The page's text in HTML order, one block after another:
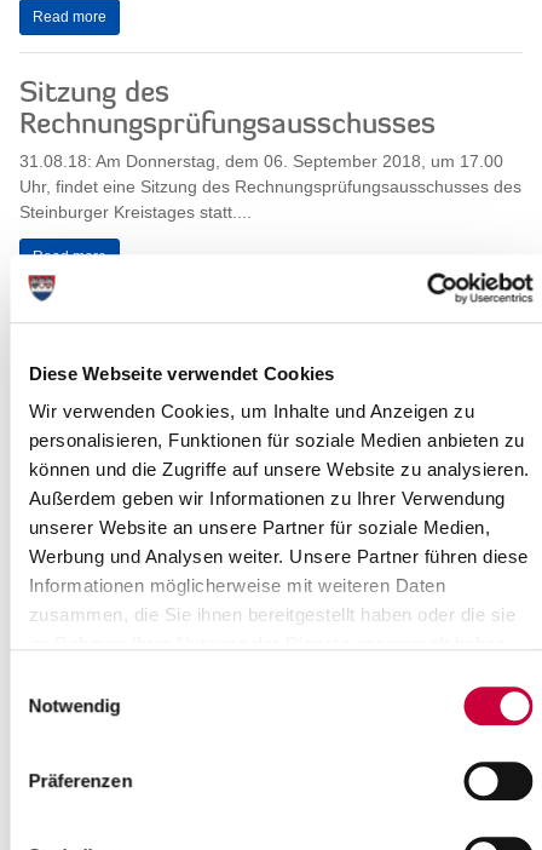
Diese Webseite verwendet Cookies
Wir verwenden Cookies, um Inhalte und Anzeigen zu
personalisieren, Funktionen für soziale Medien anbieten zu
können und die Zugriffe auf unsere Website zu analysieren.
Außerdem geben wir Informationen zu Ihrer Verwendung
unserer Website an unsere Partner für soziale Medien,
Werbung und Analysen weiter. Unsere Partner führen diese
Informationen möglicherweise mit weiteren Daten
zusammen, die Sie ihnen bereitgestellt haben oder die sie
Notwendig
Präferenzen
Read more
Sitzung des
Rechnungsprüfungsausschusses
31.08.18: Am Donnerstag, dem 06. September 2018, um 17.00
Uhr, findet eine Sitzung des Rechnungsprüfungsausschusses des
Steinburger Kreistages statt....
Read more
29.08.18: Am Mittwoch, dem 05. September 2018, um 16.30 Uhr,
Kreistages statt.
Read more
Sitzung des Hauptausschusses
28.08.18: Am Mittwoch, dem 29. August 2018, um 17.00 Uhr, tagt
Sitzung des Wahlprüfungsausschusses